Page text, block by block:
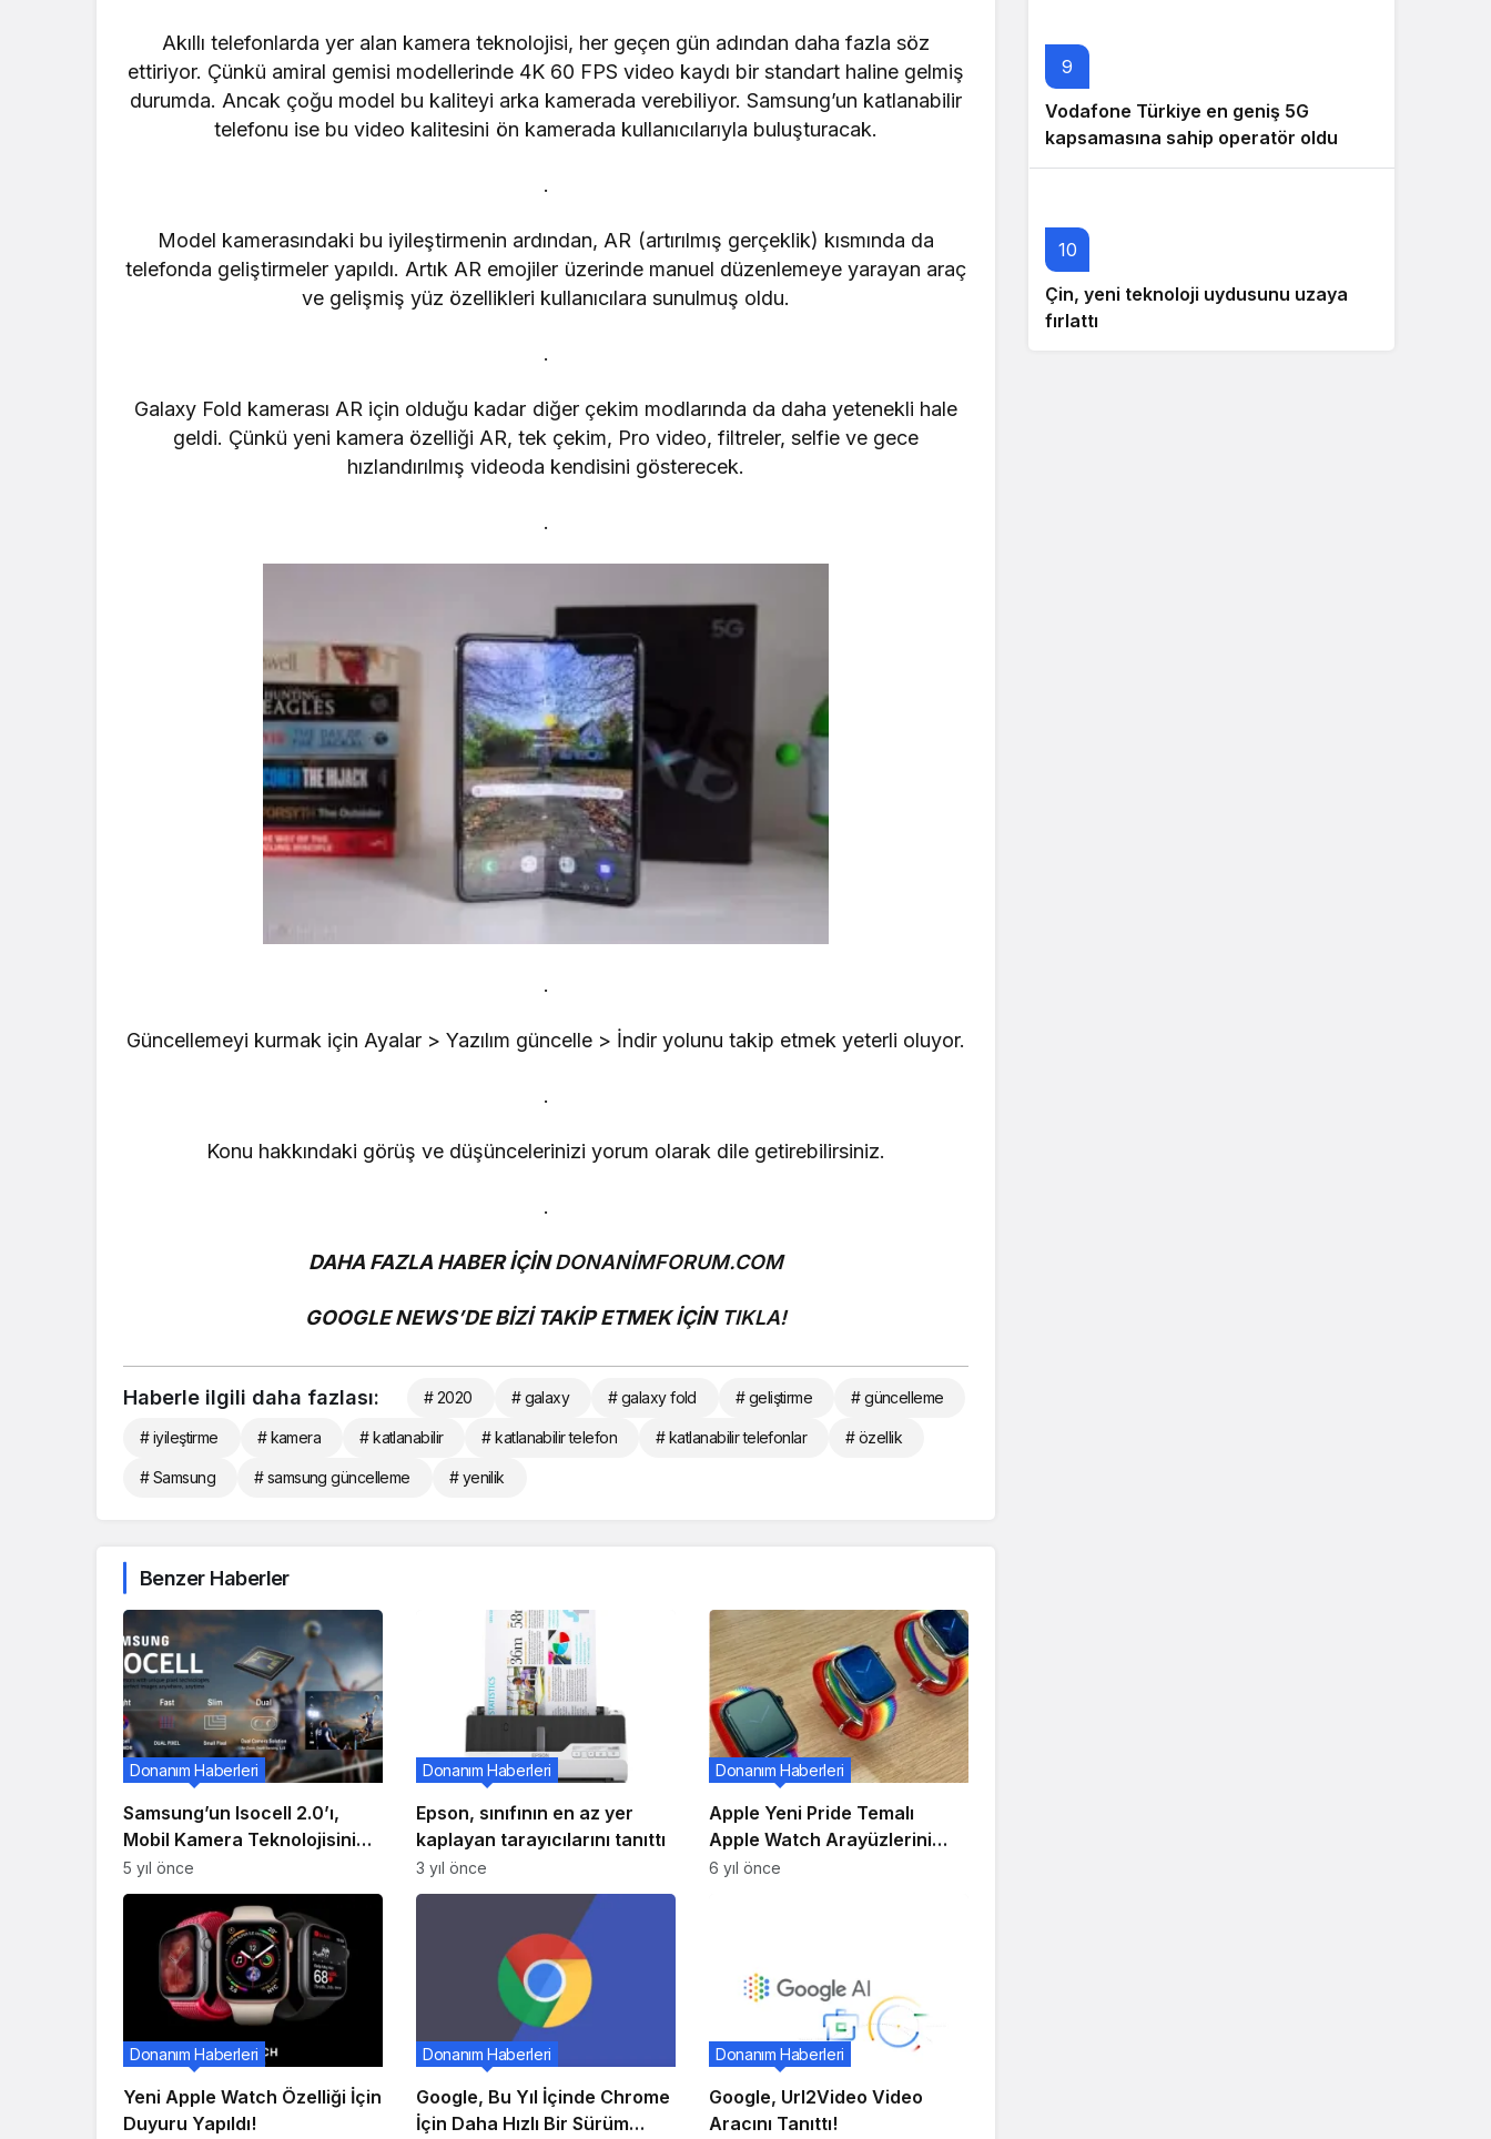
Akıllı telefonlarda yer alan kamera teknolojisi, her geçen gün adından daha fazla söz
ettiriyor. Çünkü amiral gemisi modellerinde 4K 60 FPS video kaydı bir standart haline gelmiş
durumda. Ancak çoğu model bu kaliteyi arka kamerada verebiliyor. Samsung’un katlanabilir
telefonu ise bu video kalitesini ön kamerada kullanıcılarıyla buluşturacak.
.
Model kamerasındaki bu iyileştirmenin ardından, AR (artırılmış gerçeklik) kısmında da
telefonda geliştirmeler yapıldı. Artık AR emojiler üzerinde manuel düzenlemeye yarayan araç
ve gelişmiş yüz özellikleri kullanıcılara sunulmuş oldu.
.
Galaxy Fold kamerası AR için olduğu kadar diğer çekim modlarında da daha yetenekli hale
geldi. Çünkü yeni kamera özelliği AR, tek çekim, Pro video, filtreler, selfie ve gece
hızlandırılmış videoda kendisini gösterecek.
.
.
Güncellemeyi kurmak için Ayalar > Yazılım güncelle > İndir yolunu takip etmek yeterli oluyor.
.
Konu hakkındaki görüş ve düşüncelerinizi yorum olarak dile getirebilirsiniz.
.
DAHA FAZLA HABER İÇİNDONANİMFORUM.COM
GOOGLE NEWS’DE BİZİ TAKİP ETMEK İÇİN TIKLA!
Haberle ilgili daha fazlası: # 2020 # galaxy # galaxy fold # geliştirme # güncelleme
# iyileştirme # kamera # katlanabilir # katlanabilir telefon # katlanabilir telefonlar # özellik
# Samsung # samsung güncelleme # yenilik
Benzer Haberler
Samsung’un Isocell 2.0’ı,
Mobil Kamera Teknolojisini
İleriye Taşıyor
Donanım Haberleri
5 yıl önce
Epson, sınıfının en az yer
kaplayan tarayıcılarını tanıttı
Donanım Haberleri
3 yıl önce
Apple Yeni Pride Temalı
Apple Watch Arayüzlerini
Tanıttı
Donanım Haberleri
6 yıl önce
Yeni Apple Watch Özelliği İçin
Duyuru Yapıldı!
Donanım Haberleri
Google, Bu Yıl İçinde Chrome
İçin Daha Hızlı Bir Sürüm
Donanım Haberleri
Google, Url2Video Video
Aracını Tanıttı!
Donanım Haberleri
9
Vodafone Türkiye en geniş 5G
kapsamasına sahip operatör oldu
10
Çin, yeni teknoloji uydusunu uzaya
fırlattı